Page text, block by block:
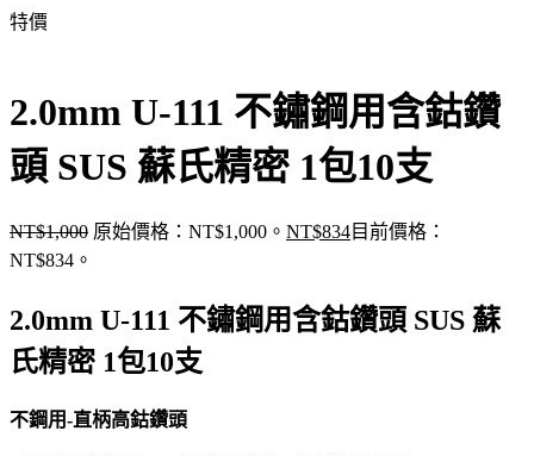
特價
2.0mm U-111 不鏽鋼用含鈷鑽
頭 SUS 蘇氏精密 1包10支
NT$1,000 原始價格：NT$1,000。 NT$834目前價格：
NT$834。
2.0mm U-111 不鏽鋼用含鈷鑽頭 SUS 蘇
氏精密 1包10支
不鋼用-直柄高鈷鑽頭